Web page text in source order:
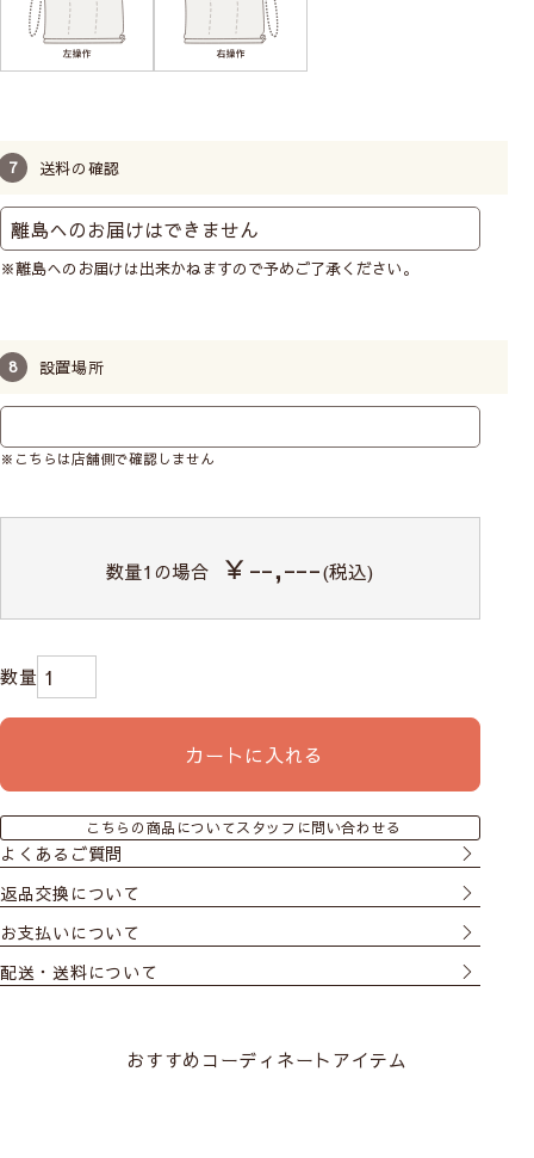
送料の確認
※離島へのお届けは出来かねますので予めご了承ください。
設置場所
※こちらは店舗側で確認しません
数量1の場合 ￥--,---(税込)
カートに入れる
こちらの商品についてスタッフに問い合わせる
よくあるご質問
返品交換について
お支払いについて
配送・送料について
おすすめコーディネートアイテム